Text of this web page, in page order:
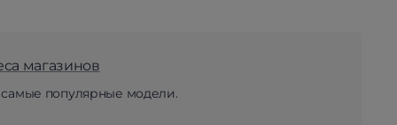
магазинов
популярные модели.